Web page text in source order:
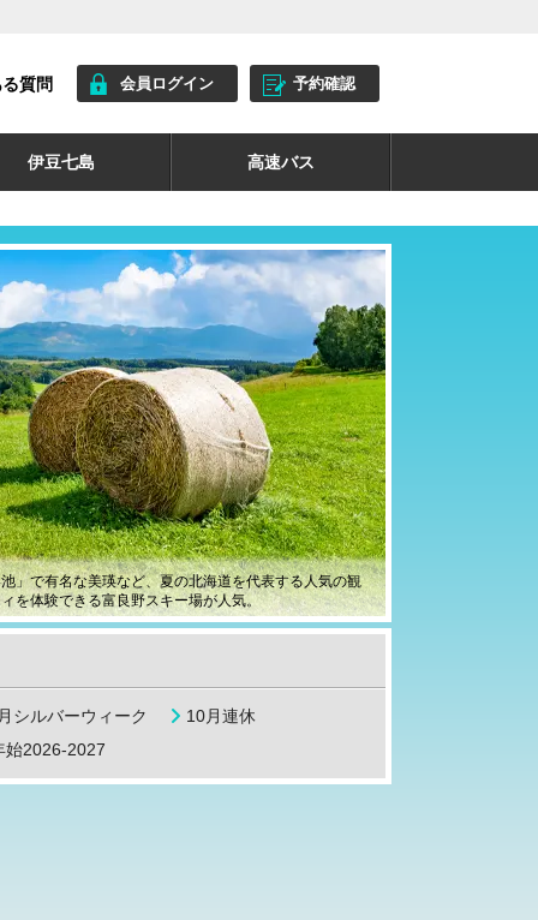
質問 会員ログイン 予約確認
伊豆七島 高速バス
」で有名な美瑛など、夏の北海道を代表する人気の観
を体験できる富良野スキー場が人気。
シルバーウィーク
10月連休
始2026-2027